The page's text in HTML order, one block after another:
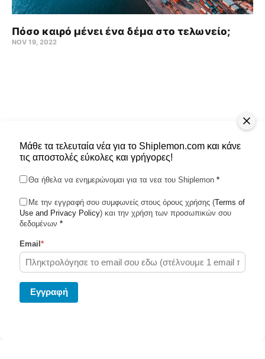
Πόσο καιρό μένει ένα δέμα στο τελωνείο;
NOV 19, 2022
Shiplemon © 2026
Powered by Ghost
Μάθε τα τελευταία νέα για το Shiplemon.com και κάνε
τις αποστολές εύκολες και γρήγορες!
Θα ήθελα να ενημερώνομαι για τα νεα του Shiplemon *
Με την εγγραφή σου συμφωνείς στους όρους χρήσης (Terms of
Use and Privacy Policy) και την χρήση των προσωπικών σου
δεδομένων *
Email *
Eγγραφή